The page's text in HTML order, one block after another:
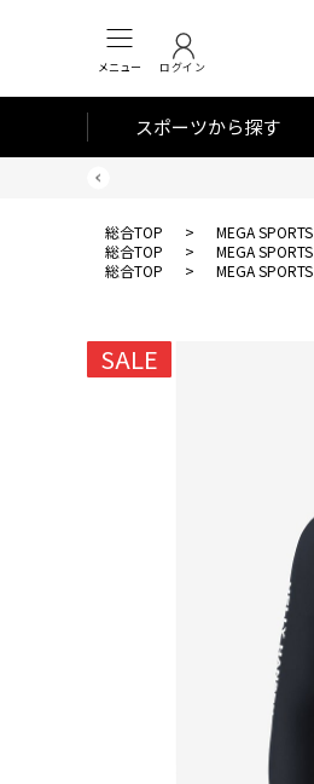
メニュー ログイン
スポーツから探す
総合TOP > MEGA SPORTS
総合TOP
> MEGA SPORTS
総合TOP
> MEGA SPORTS
SALE